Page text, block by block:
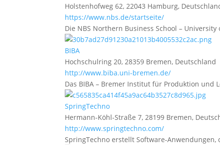
Holstenhofweg 62, 22043 Hamburg,
https://www.nbs.de/startseite/
Die NBS Northern Business School –
BIBA
Hochschulring 20, 28359 Bremen, Deutschland
http://www.biba.uni-bremen.de/
Das BIBA – Bremer Institut für Produktion und
SpringTechno
Hermann-Köhl-Straße 7, 28199 Bremen,
http://www.springtechno.com/
SpringTechno erstellt Software-